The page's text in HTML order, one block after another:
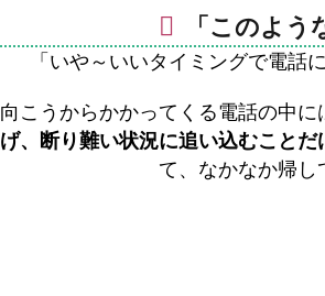
「このよ
「いや～いいタイミングで電話
向こうからかかってくる電話の中に
げ、断り難い状況に追い込むことだ
て、なかなか帰